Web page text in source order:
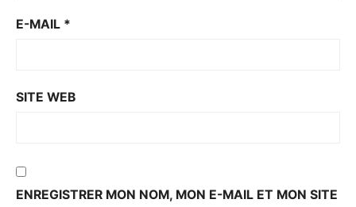
E-MAIL *
SITE WEB
ENREGISTRER MON NOM, MON E-MAIL ET MON SITE